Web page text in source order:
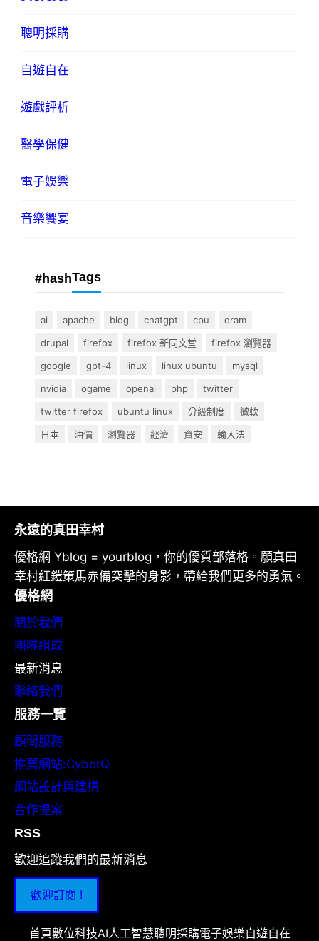
聰明採購
自遊自在
遊戲評析
醫學保健
電子娛樂
音樂饗宴
#hashTags
ai apache blog chatgpt cpu
dram
drupal
firefox firefox 新同文堂
firefox 瀏覽器
google
gpt-4 linux linux ubuntu
mysql
nvidia
ogame openai php
twitter
twitter firefox
ubuntu linux 分級制度
微軟
日本
油價 瀏覽器 經濟 資安 輸入法
永遠的真田幸村
優格網 Yblog = yourblog，你的優質部落格。願真田
幸村紅鎧策馬赤備突擊的身影，帶給我們更多的勇氣。
優格網
關於我們
團隊組成
最新消息
聯絡我們
服務一覽
顧問服務
推薦網站:CyberQ
網站設計與建構
合作提案
RSS
歡迎追蹤我們的最新消息
歡迎訂閱 !
首頁數位科技AI人工智慧聰明採購電子娛樂自遊自在